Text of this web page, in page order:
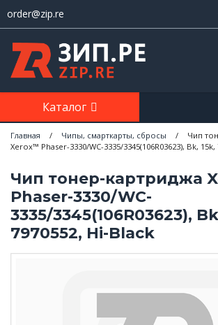
order@zip.re
Каталог
Главная / Чипы, смарткарты, сбросы /
Чип
Xerox™ Phaser-3330/WC-3335/3345(106R03623), Bk,
Чип тонер-картриджа
Phaser-3330/WC-
3335/3345(106R03623),
7970552, Hi-Black